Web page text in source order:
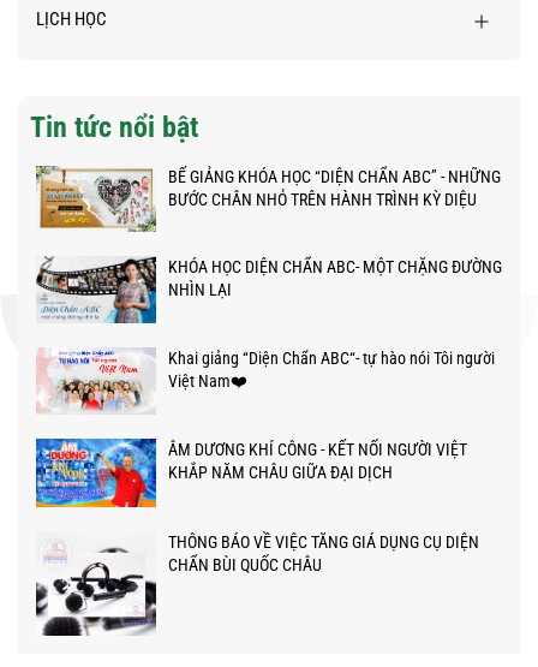
LỊCH HỌC
Tin tức nổi bật
BẾ GIẢNG KHÓA HỌC “DIỆN CHẨN ABC” - NHỮNG
BƯỚC CHÂN NHỎ TRÊN HÀNH TRÌNH KỲ DIỆU
KHÓA HỌC DIỆN CHẨN ABC- MỘT CHẶNG ĐƯỜNG
NHÌN LẠI
Khai giảng “Diện Chẩn ABC“- tự hào nói Tôi người
Việt Nam❤️
ÂM DƯƠNG KHÍ CÔNG - KẾT NỐI NGƯỜI VIỆT
KHẮP NĂM CHÂU GIỮA ĐẠI DỊCH
THÔNG BÁO VỀ VIỆC TĂNG GIÁ DỤNG CỤ DIỆN
CHẨN BÙI QUỐC CHÂU